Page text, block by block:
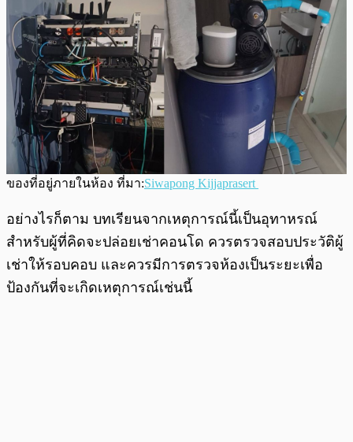
ของที่อยู่ภายในห้อง ที่มา:Siwapong Kijjaprasert
อย่างไรก็ตาม บทเรียนจากเหตุการณ์นี้เป็นอุทาหรณ์
สำหรับผู้ที่คิดจะปล่อยเช่าคอนโด ควรตรวจสอบประวัติผู้
เช่าให้รอบคอบ และควรมีการตรวจห้องเป็นระยะเพื่อ
ป้องกันที่จะเกิดเหตุการณ์เช่นนี้